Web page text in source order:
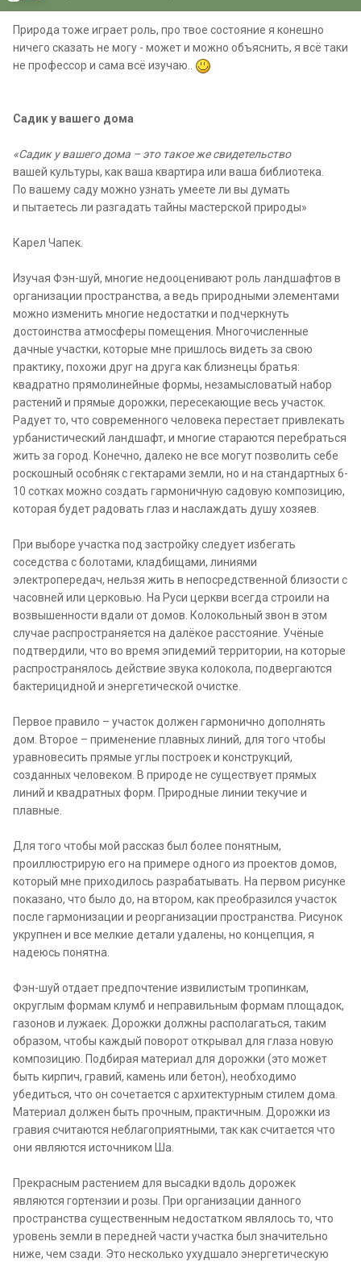
Природа тоже играет роль, про твое состояние я конешно
ничего сказать не могу - может и можно объяснить, я всё таки
не профессор и сама всё изучаю..
Садик у вашего дома
«Садик у вашего дома – это такое же свидетельство
вашей культуры, как ваша квартира или ваша библиотека.
По вашему саду можно узнать умеете ли вы думать
и пытаетесь ли разгадать тайны мастерской природы»
Карел Чапек.
Изучая Фэн-шуй, многие недооценивают роль ландшафтов в
организации пространства, а ведь природными элементами
можно изменить многие недостатки и подчеркнуть
достоинства атмосферы помещения. Многочисленные
дачные участки, которые мне пришлось видеть за свою
практику, похожи друг на друга как близнецы братья:
квадратно прямолинейные формы, незамысловатый набор
растений и прямые дорожки, пересекающие весь участок.
Радует то, что современного человека перестает привлекать
урбанистический ландшафт, и многие стараются перебраться
жить за город. Конечно, далеко не все могут позволить себе
роскошный особняк с гектарами земли, но и на стандартных 6-
10 сотках можно создать гармоничную садовую композицию,
которая будет радовать глаз и наслаждать душу хозяев.
При выборе участка под застройку следует избегать
соседства с болотами, кладбищами, линиями
электропередач, нельзя жить в непосредственной близости с
часовней или церковью. На Руси церкви всегда строили на
возвышенности вдали от домов. Колокольный звон в этом
случае распространяется на далёкое расстояние. Учёные
подтвердили, что во время эпидемий территории, на которые
распространялось действие звука колокола, подвергаются
бактерицидной и энергетической очистке.
Первое правило – участок должен гармонично дополнять
дом. Второе – применение плавных линий, для того чтобы
уравновесить прямые углы построек и конструкций,
созданных человеком. В природе не существует прямых
линий и квадратных форм. Природные линии текучие и
плавные.
Для того чтобы мой рассказ был более понятным,
проиллюстрирую его на примере одного из проектов домов,
который мне приходилось разрабатывать. На первом рисунке
показано, что было до, на втором, как преобразился участок
после гармонизации и реорганизации пространства. Рисунок
укрупнен и все мелкие детали удалены, но концепция, я
надеюсь понятна.
Фэн-шуй отдает предпочтение извилистым тропинкам,
округлым формам клумб и неправильным формам площадок,
газонов и лужаек. Дорожки должны располагаться, таким
образом, чтобы каждый поворот открывал для глаза новую
композицию. Подбирая материал для дорожки (это может
быть кирпич, гравий, камень или бетон), необходимо
убедиться, что он сочетается с архитектурным стилем дома.
Материал должен быть прочным, практичным. Дорожки из
гравия считаются неблагоприятными, так как считается что
они являются источником Ша.
Прекрасным растением для высадки вдоль дорожек
являются гортензии и розы. При организации данного
пространства существенным недостатком являлось то, что
уровень земли в передней части участка был значительно
ниже, чем сзади. Это несколько ухудшало энергетическую